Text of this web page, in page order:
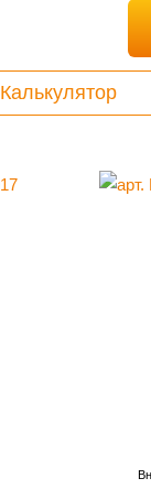
Калькулятор